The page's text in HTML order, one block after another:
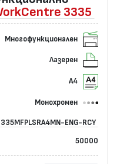
3335
Многофункционален
Лазерен
А4
Монохромен
ENG-RCY
50000